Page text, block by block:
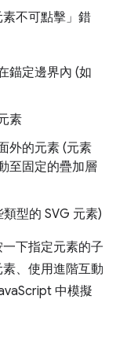
不可點擊」錯
錨定邊界內 (如
素
外的元素 (元素
至固定的疊加層
型的 SVG 元素)
下指定元素的子
、使用進階互動
中模擬